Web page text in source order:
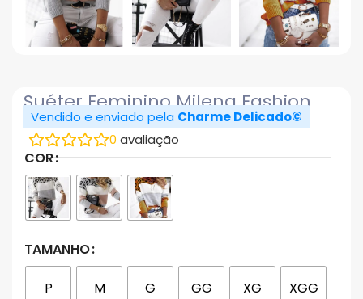
Suéter Feminino Milena Fashion
Vendido e enviado pela Charme Delicado©
0 avaliação
COR
TAMANHO
P M G GG XG XGG